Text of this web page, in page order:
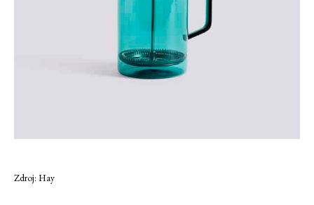
Zdroj: Hay